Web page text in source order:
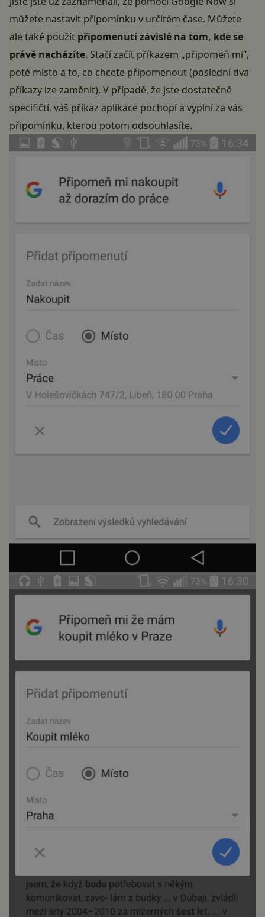
můžete nastavit připomínku v určitém čase. Můžete
ale také použít připomenutí závislé na tom, kde se
právě nacházíte. Stačí začít příkazem „připomeň mi“,
poté místo a to, co chcete připomenout (poslední dva
příkazy lze zaměnit). V případě, že jste dostatečně
specifičtí, váš příkaz aplikace pochopí a vyplní za vás
připomínku, kterou potom odsouhlasíte.